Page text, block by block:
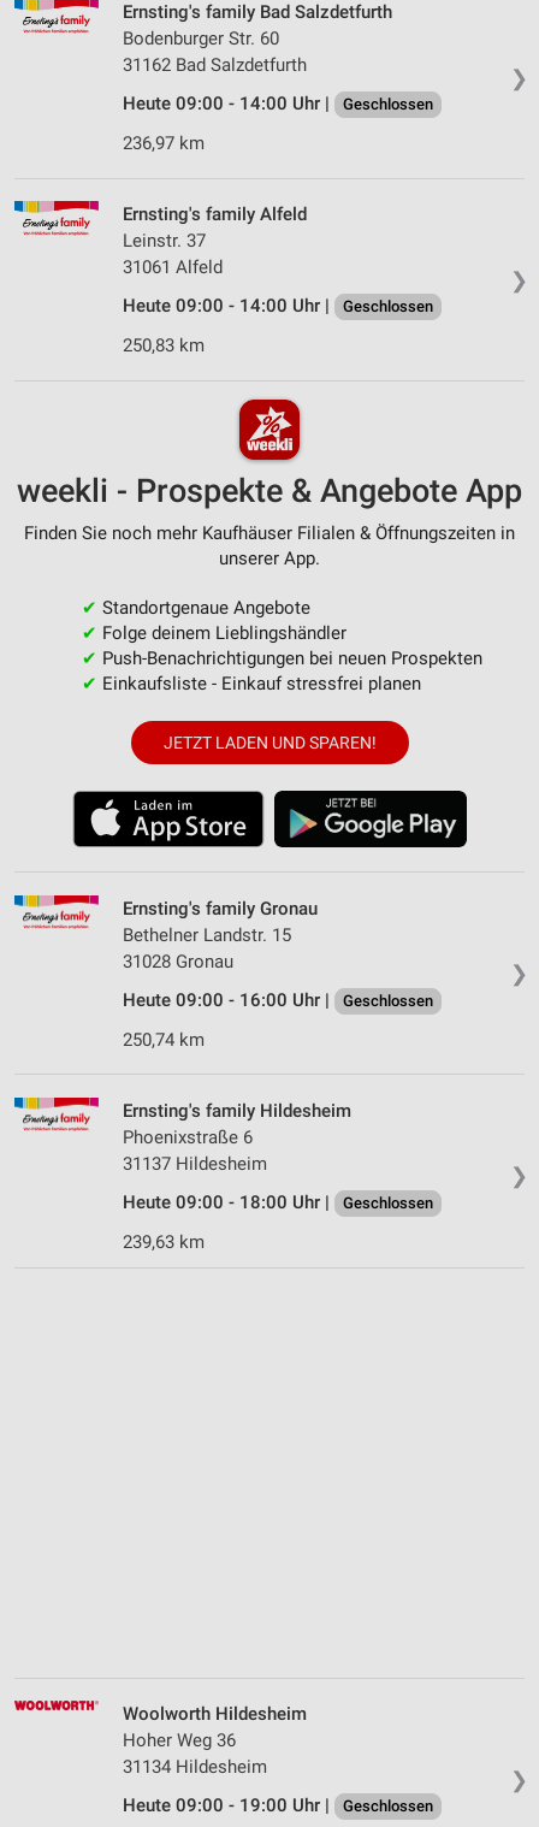
❯
Ernsting's family Bad Salzdetfurth
Bodenburger Str. 60
31162 Bad Salzdetfurth
Heute 09:00 - 14:00 Uhr |
Geschlossen
236,97 km
❯
Ernsting's family Alfeld
Leinstr. 37
31061 Alfeld
Heute 09:00 - 14:00 Uhr |
Geschlossen
250,83 km
weekli - Prospekte & Angebote App
Finden Sie noch mehr Kaufhäuser Filialen & Öffnungszeiten in
unserer App.
✔ Standortgenaue Angebote
✔ Folge deinem Lieblingshändler
✔ Push-Benachrichtigungen bei neuen Prospekten
✔ Einkaufsliste - Einkauf stressfrei planen
JETZT LADEN UND SPAREN!
❯
Ernsting's family Gronau
Bethelner Landstr. 15
31028 Gronau
Heute 09:00 - 16:00 Uhr |
Geschlossen
250,74 km
❯
Ernsting's family Hildesheim
Phoenixstraße 6
31137 Hildesheim
Heute 09:00 - 18:00 Uhr |
Geschlossen
239,63 km
❯
Woolworth Hildesheim
Hoher Weg 36
31134 Hildesheim
Heute 09:00 - 19:00 Uhr |
Geschlossen